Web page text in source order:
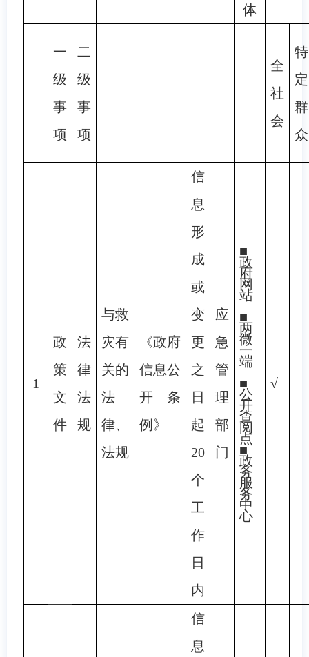
体
一
级
事
项
二
级
事
项
全
社
会
特
定
群
众
1
政
策
文
件
法
律
法
规
与救
灾有
关的
法
律、
法规
《政府
信息公
开条
例》
信
息
形
成
或
变
更
之
日
起
20
个
工
作
日
内
应
急
管
理
部
门
■
政
府
网
站
■
两
微
一
端
■
公
开
查
阅
点
■
政
务
服
务
中
心
√
信
息